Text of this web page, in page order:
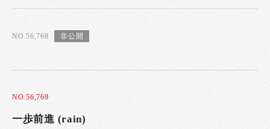
NO.56,768
NO.56,769
一歩前進 (rain)